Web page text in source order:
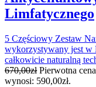
Limfatycznego
5 Częściowy Zestaw
wykorzystywany jest w
całkowicie naturalną
670,00zł Pierwotna
wynosi: 590,00zł.